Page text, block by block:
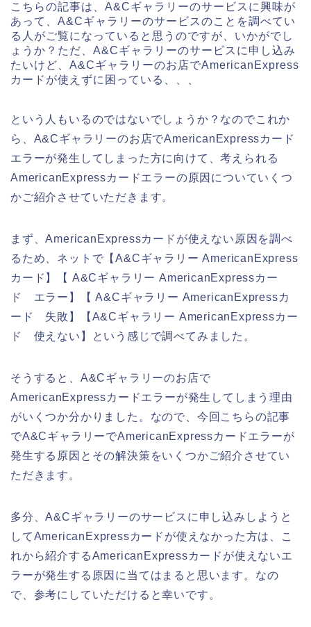
こちらの記事は、A&Cギャラリーのサービスに興味が
あって、A&Cギャラリーのサービスのことを調べてい
る人がご覧になっていると思うのですが、いかがでし
ょうか？ただ、A&Cギャラリーのサービスに申し込み
たいけど、A&Cギャラリーのお店でAmericanExpress
カードが使えずに困っている、、、
という人もいるのではないでしょうか？なのでこれか
ら、A&Cギャラリーのお店でAmericanExpressカード
エラーが発生してしまった方に向けて、考えられる
AmericanExpressカードエラーの原因についていくつ
かご紹介させていただきます。
まず、AmericanExpressカードが使えない原因を調べ
るため、ネットで【A&Cギャラリー AmericanExpress
カード】【 A&Cギャラリー AmericanExpressカー
ド エラー】【 A&Cギャラリー AmericanExpressカ
ード 失敗】【A&Cギャラリー AmericanExpressカー
ド 使えない】という感じで調べてみました。
そうすると、A&Cギャラリーのお店で
AmericanExpressカードエラーが発生してしまう理由
がいくつか分かりました。なので、今回こちらの記事
でA&CギャラリーでAmericanExpressカードエラーが
発生する原因とその解決策をいくつかご紹介させてい
ただきます。
多分、A&Cギャラリーのサービスに申し込みしようと
してAmericanExpressカードが使えなかった方は、こ
れから紹介するAmericanExpressカードが使えないエ
ラーが発生する原因に当てはまると思います。なの
で、参考にしていただけると幸いです。